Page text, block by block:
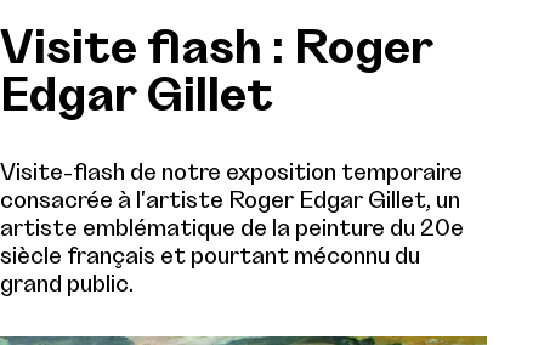
Visite flash : Roger
Edgar Gillet
Visite-flash de notre exposition temporaire
consacrée à l'artiste Roger Edgar Gillet, un
artiste emblématique de la peinture du 20e
siècle français et pourtant méconnu du
grand public.